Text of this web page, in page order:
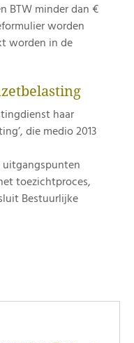
BTW minder dan €
worden
worden in de
haar
die medio 2013
uitgangspunten
toezichtproces,
Bestuurlijke